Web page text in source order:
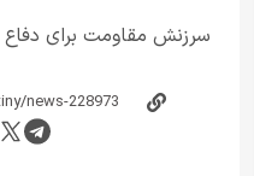
سرزنش مقاومت برای